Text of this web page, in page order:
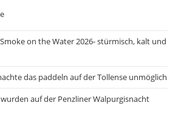
on the Water 2026- stürmisch, kalt und
das paddeln auf der Tollense unmöglich
auf der Penzliner Walpurgisnacht